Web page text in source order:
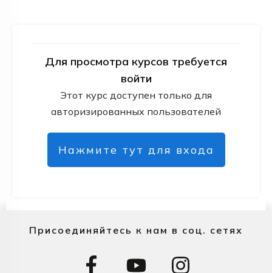
Для просмотра курсов требуется
войти
Этот курс доступен только для
авторизированных пользователей
Нажмите тут для входа
Присоединяйтесь к нам в соц. сетях